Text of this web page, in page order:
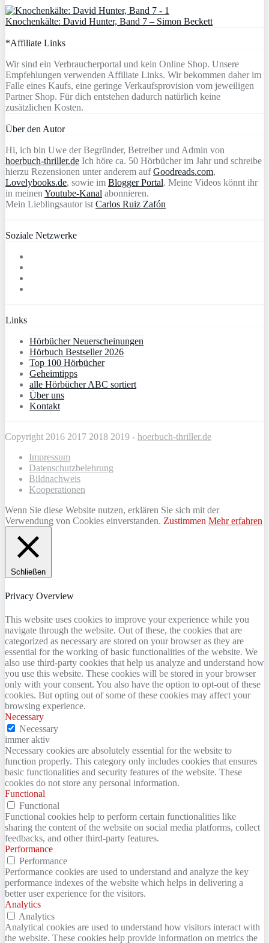
Knochenkälte: David Hunter, Band 7 – Simon Beckett
*Affiliate Links
Wir sind ein Verbraucherportal und kein Online Shop. Unsere
Empfehlungen verwenden Affiliate Links. Wir bekommen daher im
Falle eines Kaufs, eine geringe Verkaufsprovision vom jeweiligen
Partner Shop. Für dich entstehen dadurch natürlich keine
zusätzlichen Kosten.
Über den Autor
Hi, ich bin Uwe der Begründer, Betreiber und Admin von
hoerbuch-thriller.de Ich höre ca. 50 Hörbücher im Jahr und schreibe
hierzu Rezensionen unter anderem aufGoodreads.com,
Lovelybooks.de, sowie im Blogger Portal. Meine Videos könnt ihr
in meinen Youtube-Kanal abonnieren.
Mein Lieblingsautor ist Carlos Ruiz Zafón
Soziale Netzwerke
Links
Hörbücher Neuerscheinungen
Hörbuch Bestseller 2026
Top 100 Hörbücher
Geheimtipps
alle Hörbücher ABC sortiert
Über uns
Kontakt
Copyright 2016 2017 2018 2019 - hoerbuch-thriller.de
Impressum
Datenschutzbelehrung
Bildnachweis
Kooperationen
Wenn Sie diese Website nutzen, erklären Sie sich mit der
Verwendung von Cookies einverstanden. Zustimmen Mehr erfahren
Schließen
Privacy Overview
This website uses cookies to improve your experience while you
navigate through the website. Out of these, the cookies that are
categorized as necessary are stored on your browser as they are
essential for the working of basic functionalities of the website. We
also use third-party cookies that help us analyze and understand how
you use this website. These cookies will be stored in your browser
only with your consent. You also have the option to opt-out of these
cookies. But opting out of some of these cookies may affect your
browsing experience.
Necessary
Necessary
immer aktiv
Necessary cookies are absolutely essential for the website to
function properly. This category only includes cookies that ensures
basic functionalities and security features of the website. These
cookies do not store any personal information.
Functional
Functional
Functional cookies help to perform certain functionalities like
sharing the content of the website on social media platforms, collect
feedbacks, and other third-party features.
Performance
Performance
Performance cookies are used to understand and analyze the key
performance indexes of the website which helps in delivering a
better user experience for the visitors.
Analytics
Analytics
Analytical cookies are used to understand how visitors interact with
the website. These cookies help provide information on metrics the